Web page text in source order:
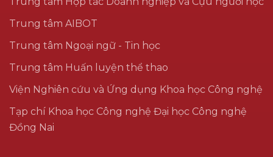
Trung tâm AIBOT
Trung tâm Ngoại ngữ - Tin học
Trung tâm Huấn luyện thể thao
Viện Nghiên cứu và Ứng dụng Khoa học Công nghệ
Tạp chí Khoa học Công nghệ Đại học Công nghệ
Đồng Nai